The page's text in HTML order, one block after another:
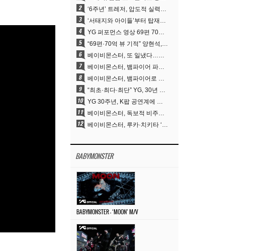
‘6주년’ 트레저, 압도적 실력으로 증명한 ‘YG의 보물’ 진가
‘서태지와 아이들’부터 탑재한 안무DNA…양현석, YG 퍼포먼스 비디오 70억 뷰 신화의 시작
YG 퍼포먼스 영상 69편 70억뷰…양현석 제작 철학 통했다
“69편·70억 뷰 기적” 양현석, YG 퍼포먼스 비디오 100% 직접 만든 이유
베이비몬스터, 또 일냈다…유튜브 월드와이드 1위
베이비몬스터, 뱀파이어 파격 변신..유튜브 트렌딩 1위 직행
베이비몬스터, 뱀파이어로 변신…‘MOON’으로 찍은 3개월 프로젝트
“최초·최다·최단” YG, 30년 뚝심이 빚어낸 K팝 투어의 새 지평
YG 30주년, K팝 공연계에 어떤 것을 남겼나
베이비몬스터, 독보적 비주얼과 압도적 소화력..’MOON’
베이비몬스터, 루카·치키타 ‘문’ 비주얼 공개…절제된 카리스마·유니크 비주얼
BABYMONSTER
BABYMONSTER – ‘MOON’ M/V